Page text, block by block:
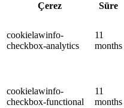
Çerez
Süre
cookielawinfo-
checkbox-analytics
11
months
cookielawinfo-
checkbox-functional
11
months